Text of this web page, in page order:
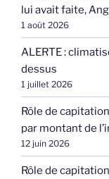
lui avait faite,
1 août 2026
ALERTE :
dessus
1 juillet 2026
Rôle de
par montant de
12 juin 2026
Rôle de